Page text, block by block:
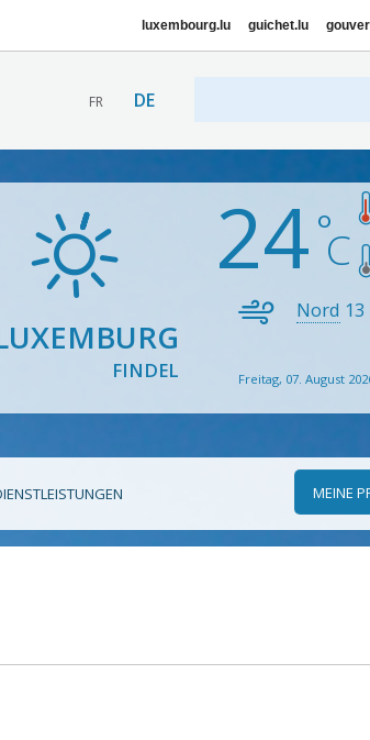
luxembourg.lu guichet.lu
FR DE
FINDEL
24
Nord 13
Freitag, 07. August
MEINE